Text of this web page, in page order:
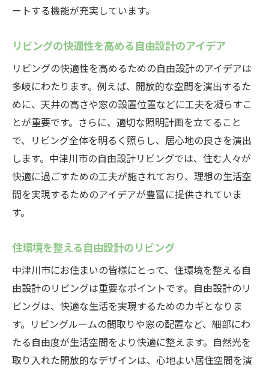
ートする機能が充実しています。
リビングの快適性を高める自由設計のアイデア
リビングの快適性を高めるための自由設計のアイデアは
多岐にわたります。例えば、開放的な空間を演出するた
めに、天井の高さや窓の設置位置などに工夫を凝らすこ
とが重要です。さらに、適切な照明計画を立てること
で、リビング全体を明るく照らし、居心地の良さを演出
します。中津川市の自由設計リビングでは、住む人々が
快適に過ごすための工夫が施されており、理想の生活空
間を実現するためのアイデアが豊富に提供されていま
す。
住環境を整える自由設計のリビング
中津川市にお住まいの皆様にとって、住環境を整える自
由設計のリビングは重要なポイントです。自由設計のリ
ビングは、快適な生活を実現するためのカギとなりま
す。リビングルームの間取りや窓の配置など、細部にわ
たる自由度が生活空間をより快適に整えます。自然光を
取り入れた開放的なデザインは、心地よい居住空間を演